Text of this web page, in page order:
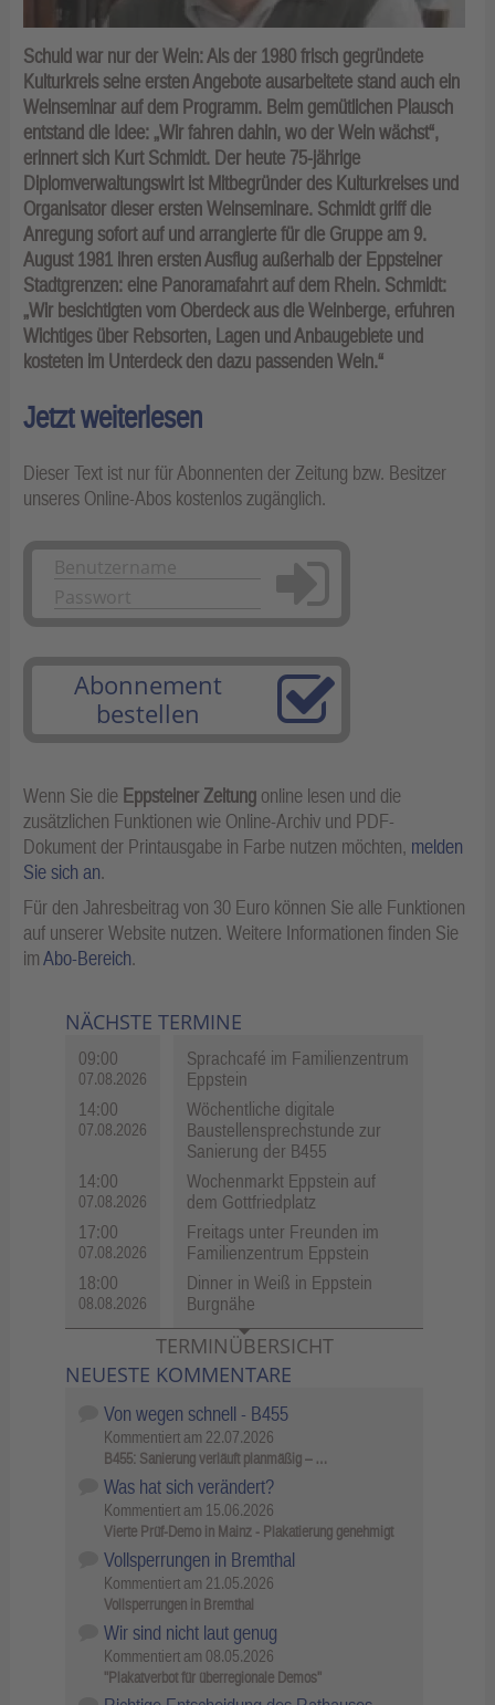
Schuld war nur der Wein: Als der 1980 frisch gegründete
Kulturkreis seine ersten Angebote ausarbeitete stand auch ein
Weinseminar auf dem Programm. Beim gemütlichen Plausch
entstand die Idee: „Wir fahren dahin, wo der Wein wächst“,
erinnert sich Kurt Schmidt. Der heute 75-jährige
Diplomverwaltungswirt ist Mitbegründer des Kulturkreises und
Organisator dieser ersten Weinseminare. Schmidt griff die
Anregung sofort auf und arrangierte für die Gruppe am 9.
August 1981 ihren ersten Ausflug außerhalb der Eppsteiner
Stadtgrenzen: eine Panoramafahrt auf dem Rhein. Schmidt:
„Wir besichtigten vom Oberdeck aus die Weinberge, erfuhren
Wichtiges über Rebsorten, Lagen und Anbaugebiete und
kosteten im Unterdeck den dazu passenden Wein.“
Jetzt weiterlesen
Dieser Text ist nur für Abonnenten der Zeitung bzw. Besitzer
unseres Online-Abos kostenlos zugänglich.
Anmelden
Abonnement
bestellen
Wenn Sie die Eppsteiner Zeitung online lesen und die
zusätzlichen Funktionen wie Online-Archiv und PDF-
Dokument der Printausgabe in Farbe nutzen möchten, melden
Sie sich an.
Für den Jahresbeitrag von 30 Euro können Sie alle Funktionen
auf unserer Website nutzen. Weitere Informationen finden Sie
imAbo-Bereich.
NÄCHSTE TERMINE
09:00
07.08.2026
Sprachcafé im Familienzentrum
Eppstein
14:00
07.08.2026
Wöchentliche digitale
Baustellensprechstunde zur
Sanierung der B455
14:00
07.08.2026
Wochenmarkt Eppstein auf
dem Gottfriedplatz
17:00
07.08.2026
Freitags unter Freunden im
Familienzentrum Eppstein
18:00
08.08.2026
Dinner in Weiß in Eppstein
Burgnähe
TERMINÜBERSICHT
NEUESTE KOMMENTARE
Von wegen schnell - B455
Kommentiert am 22.07.2026
B455: Sanierung verläuft planmäßig – …
Was hat sich verändert?
Kommentiert am 15.06.2026
Vierte Prüf-Demo in Mainz - Plakatierung genehmigt
Vollsperrungen in Bremthal
Kommentiert am 21.05.2026
Vollsperrungen in Bremthal
Wir sind nicht laut genug
Kommentiert am 08.05.2026
"Plakatverbot für überregionale Demos"